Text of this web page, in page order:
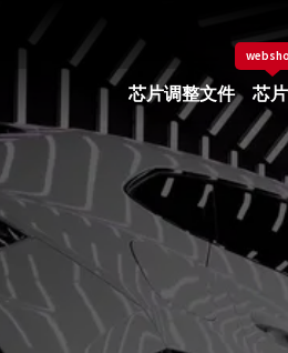
芯片调整文件 芯